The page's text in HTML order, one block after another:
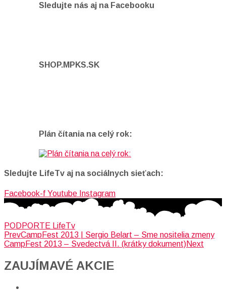
Sledujte nás aj na Facebooku
SHOP.MPKS.SK
Plán čítania na celý rok:
Sledujte LifeTv aj na sociálnych sieťach:
Facebook-f Youtube Instagram
PODPORTE LifeTv
PrevCampFest 2013 | Sergio Belart – Sme nositelia zmeny
CampFest 2013 – Svedectvá II. (krátky dokument)Next
ZAUJÍMAVÉ AKCIE​